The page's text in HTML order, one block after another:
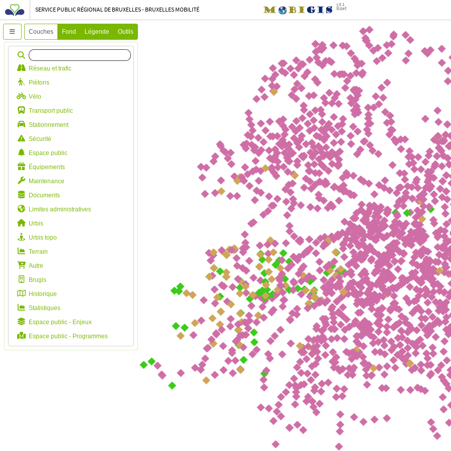
SERVICE PUBLIC RÉGIONAL DE BRUXELLES - BRUXELLES MOBILITÉ
v3.1
Bizet
Couches Fond Légende Outils
Réseau et trafic
Piétons
Vélo
Transport public
Stationnement
Sécurité
Espace public
Équipements
Maintenance
Documents
Limites administratives
Urbis
Urbis topo
Terrain
Autre
Brugis
Historique
Statistiques
Espace public - Enjeux
Espace public - Programmes